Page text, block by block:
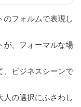
フォルムで表現し
が、フォーマルな場
、ビジネスシーンで
の選択にふさわし